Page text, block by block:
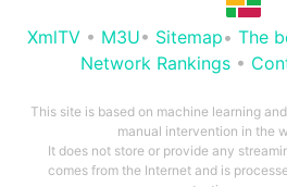
XmlTV • M3U• Sitemap• The
Network Rankings•
This site is based on machine learning
manual intervention in the
It does not store or provide any
comes from the Internet and is